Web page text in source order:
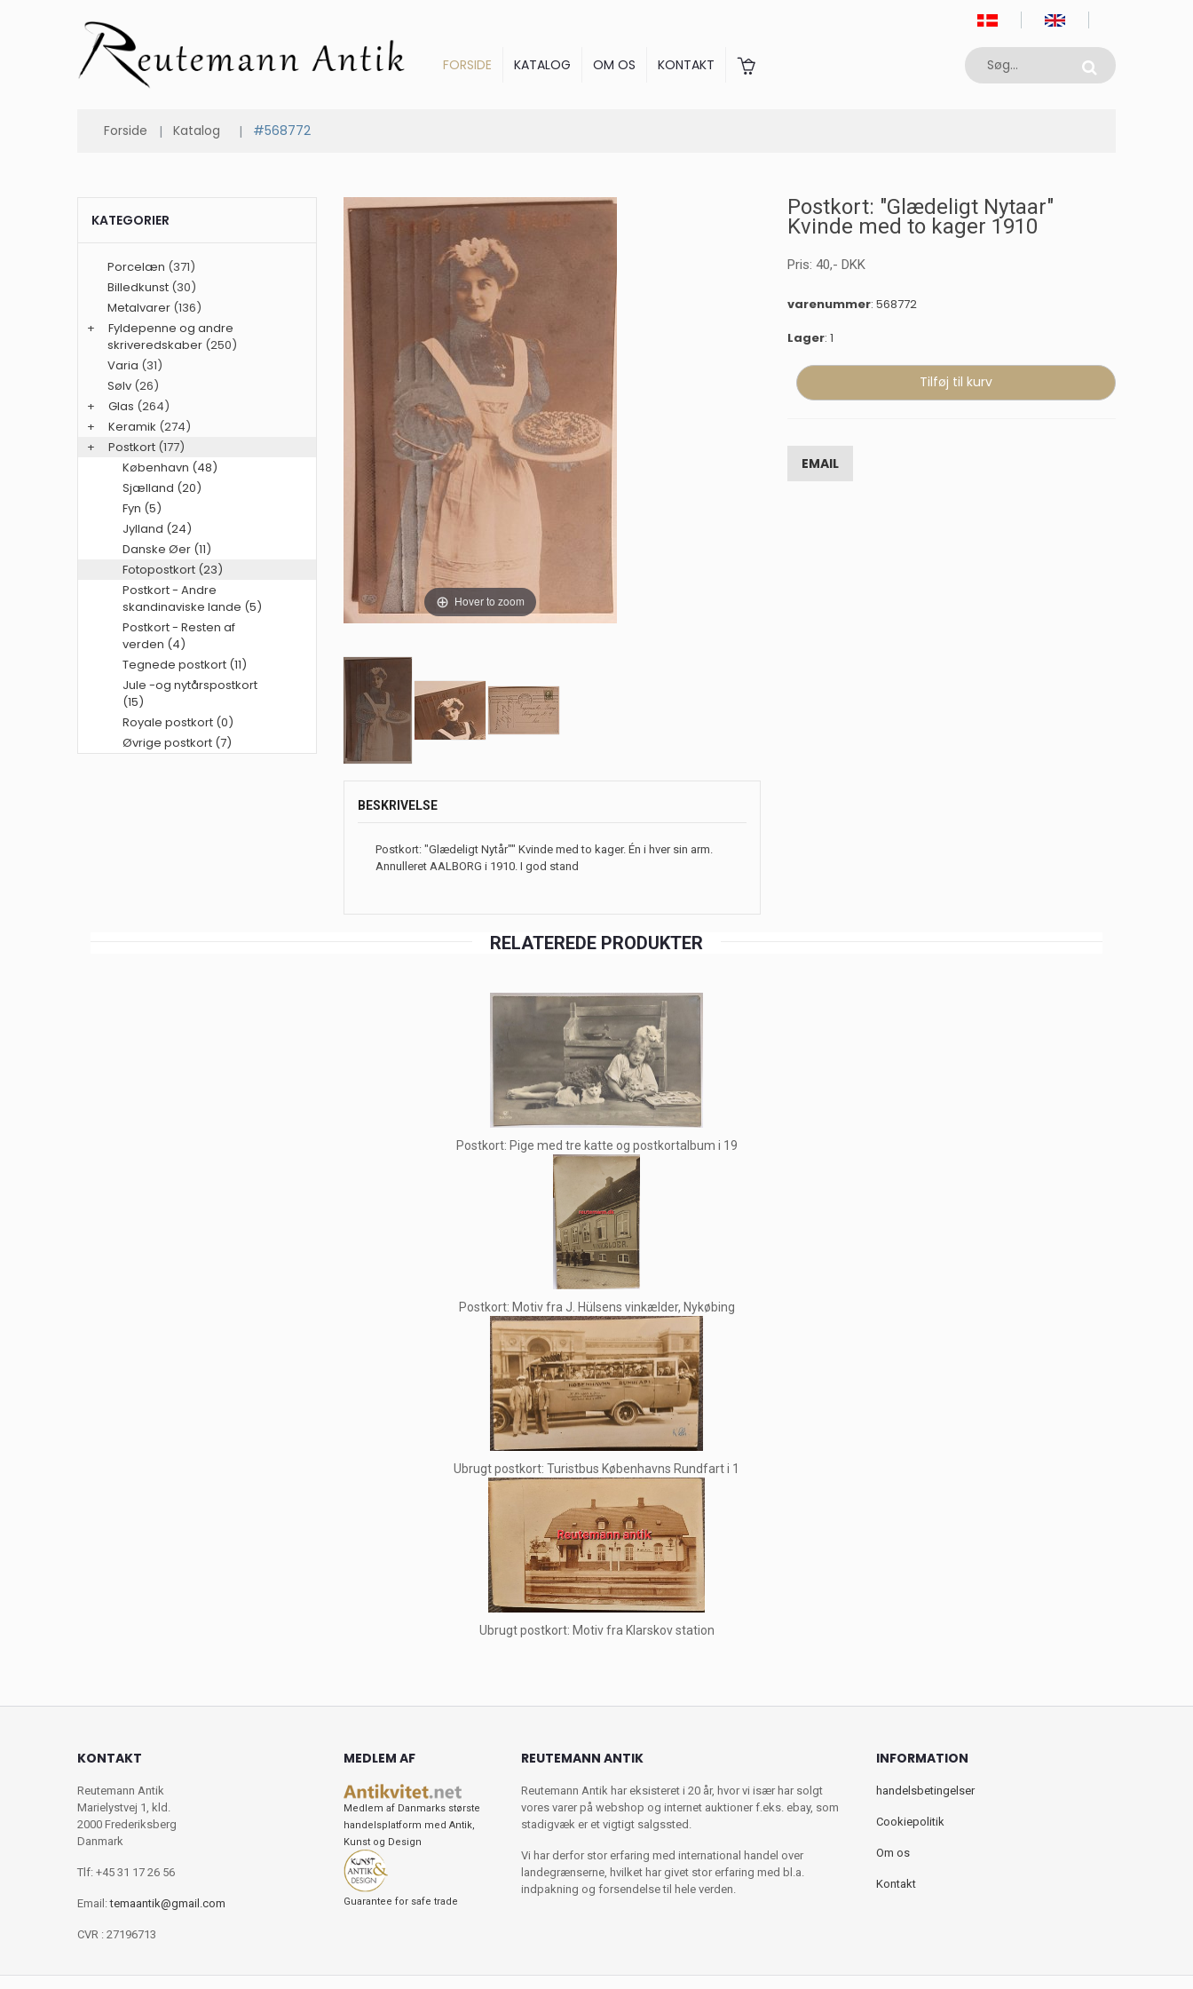
FORSIDE KATALOG OM OS KONTAKT
Forside Katalog #568772
KATEGORIER
Porcelæn (371)
Billedkunst (30)
Metalvarer (136)
+
Fyldepenne og andre
skriveredskaber (250)
Varia (31)
Sølv (26)
+
Glas (264)
+
Keramik (274)
+
Postkort (177)
København (48)
Sjælland (20)
Fyn (5)
Jylland (24)
Danske Øer (11)
Fotopostkort (23)
Postkort - Andre
skandinaviske lande (5)
Postkort - Resten af
verden (4)
Tegnede postkort (11)
Jule -og nytårspostkort
(15)
Royale postkort (0)
Øvrige postkort (7)
Hover to zoom
BESKRIVELSE
Postkort: "Glædeligt Nytår"" Kvinde med to kager. Én i hver sin arm.
Annulleret AALBORG i 1910. I god stand
Postkort: "Glædeligt Nytaar"
Kvinde med to kager 1910
Pris: 40,- DKK
varenummer: 568772
Lager: 1
EMAIL
RELATEREDE PRODUKTER
Postkort: Pige med tre katte og postkortalbum i 19
Postkort: Motiv fra J. Hülsens vinkælder, Nykøbing
Ubrugt postkort: Turistbus Københavns Rundfart i 1
Ubrugt postkort: Motiv fra Klarskov station
KONTAKT
Reutemann Antik
Marielystvej 1, kld.
2000 Frederiksberg
Danmark
Tlf: +45 31 17 26 56
Email:temaantik@gmail.com
CVR : 27196713
MEDLEM AF
Medlem af Danmarks største
handelsplatform med Antik,
Kunst og Design
Guarantee for safe trade
REUTEMANN ANTIK
Reutemann Antik har eksisteret i 20 år, hvor vi især har solgt
vores varer på webshop og internet auktioner f.eks. ebay, som
stadigvæk er et vigtigt salgssted.
Vi har derfor stor erfaring med international handel over
landegrænserne, hvilket har givet stor erfaring med bl.a.
indpakning og forsendelse til hele verden.
INFORMATION
handelsbetingelser
Cookiepolitik
Om os
Kontakt